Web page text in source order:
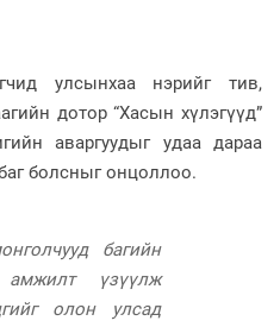
улсынхаа нэрийг тив,
дотор “Хасын хүлэгүүд”
аваргуудыг удаа дараа
болсныг онцоллоо.
багийн
амжилт үзүүлж
олон улсад